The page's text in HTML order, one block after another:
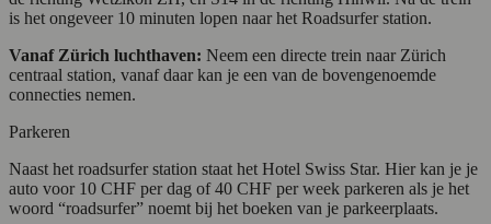
is het ongeveer 10 minuten lopen naar het Roadsurfer station.
Vanaf Zürich luchthaven: Neem een directe trein naar Zürich
centraal station, vanaf daar kan je een van de bovengenoemde
connecties nemen.
Parkeren
Naast het roadsurfer station staat het Hotel Swiss Star. Hier kan je je
auto voor 10 CHF per dag of 40 CHF per week parkeren als je het
woord “roadsurfer” noemt bij het boeken van je parkeerplaats.